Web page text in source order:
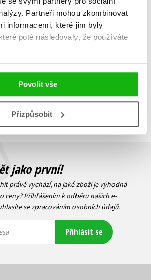
Partneři mohou zkombinovat
informacemi, které jim byly
poté následovaly, že používáte
Povolit vše
Přizpůsobit
,
,
Jan Gál
,
,
Matěj Svoboda,
Mojmír Sedláček,
Milan Rozšafný,
455 Kč 569 Kč
Do košíku
Zobraz záznamů
4 záznamů
Předchozí 1 Další
jako první!
právě vychází, na jaké zboží je výhodná
ceny? Přihlášením k odběru našich e-
se zpracováním osobních údajů.
Přihlásit se